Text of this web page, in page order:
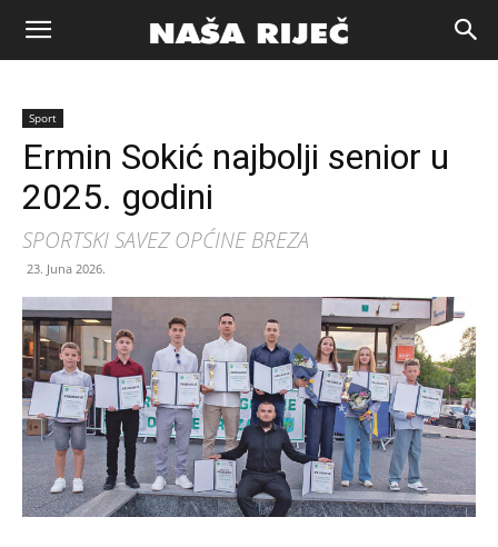
Naša
riječ
Sport
Ermin Sokić najbolji senior u
2025. godini
SPORTSKI SAVEZ OPĆINE BREZA
23. Juna 2026.